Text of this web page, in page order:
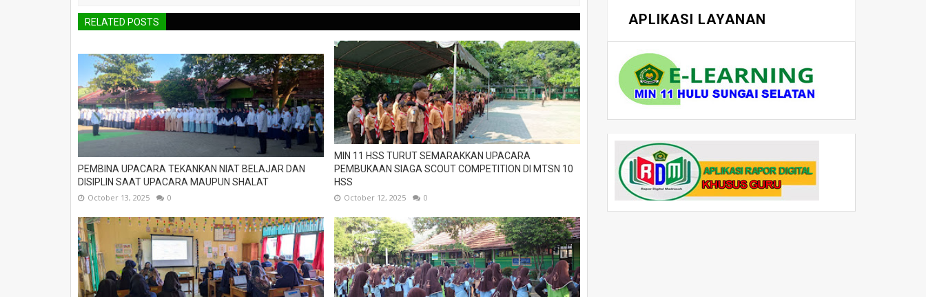
RELATED POSTS
PEMBINA UPACARA TEKANKAN NIAT BELAJAR DAN
DISIPLIN SAAT UPACARA MAUPUN SHALAT
October 13, 2025 0
MIN 11 HSS TURUT SEMARAKKAN UPACARA
PEMBUKAAN SIAGA SCOUT COMPETITION DI MTSN 10
HSS
October 12, 2025 0
APLIKASI LAYANAN